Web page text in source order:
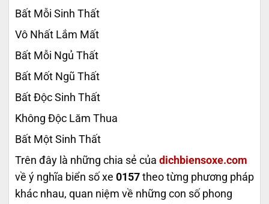
Bất Mỗi Sinh Thất
Vô Nhất Lắm Mất
Bất Mỗi Ngủ Thất
Bất Mốt Ngũ Thất
Bất Độc Sinh Thất
Không Độc Lăm Thua
Bất Một Sinh Thất
Trên đây là những chia sẻ của dichbiensoxe.com
về ý nghĩa biển số xe 0157 theo từng phương pháp
khác nhau, quan niệm về những con số phong